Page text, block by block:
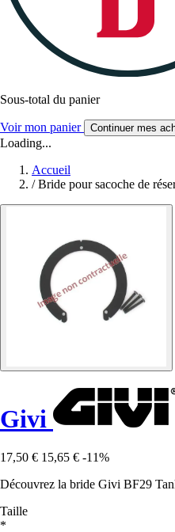
Sous-total du panier
Voir mon panier Continuer mes
Loading...
Accueil
/ Bride pour sacoche de
Givi
17,50 € 15,65 € -11%
Découvrez la bride Givi BF29
Taille
*